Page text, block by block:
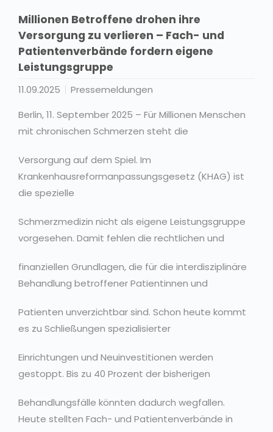
Millionen Betroffene drohen ihre
Versorgung zu verlieren – Fach- und
Patientenverbände fordern eigene
Leistungsgruppe
11.09.2025
Pressemeldungen
Berlin, 11. September 2025 – Für Millionen Menschen
mit chronischen Schmerzen steht die
Versorgung auf dem Spiel. Im
Krankenhausreformanpassungsgesetz (KHAG) ist
die spezielle
Schmerzmedizin nicht als eigene Leistungsgruppe
vorgesehen. Damit fehlen die rechtlichen und
finanziellen Grundlagen, die für die interdisziplinäre
Behandlung betroffener Patientinnen und
Patienten unverzichtbar sind. Schon heute kommt
es zu Schließungen spezialisierter
Einrichtungen und Neuinvestitionen werden
gestoppt. Bis zu 40 Prozent der bisherigen
Behandlungsfälle könnten dadurch wegfallen.
Heute stellten Fach- und Patientenverbände in